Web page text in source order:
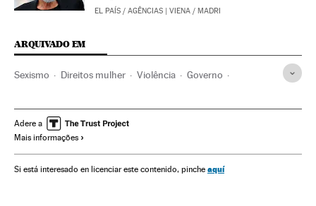
EL PAÍS / AGÊNCIAS | VIENA / MADRI
ARQUIVADO EM
Sexismo Direitos mulher Violência Governo
Delitos Administração Estado
Preconceitos
Problemas sociais Sociedade Assédio sexual
Adere a
Mais informações
Si está interesado en licenciar este contenido, pinche aquí